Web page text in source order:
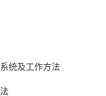
统及工作方法